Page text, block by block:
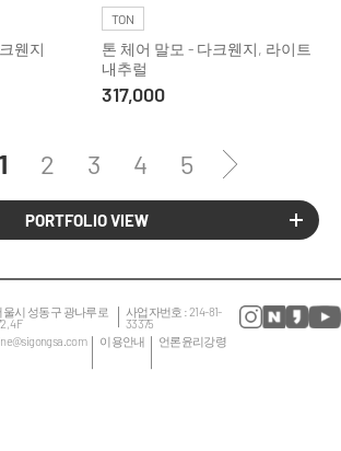
웬지
TON
톤 체어 말모 - 다크웬지, 라이트
내추럴
317,000
1 2 3 4 5
PORTFOLIO VIEW
울시 성동구 광나루로
4F
사업자번호 : 214-81-
33375
이용안내 언론윤리강령